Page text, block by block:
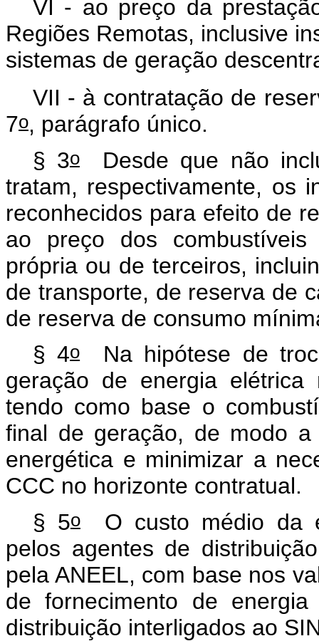
VI - ao preço da
Regiões Remotas, inclusive
sistemas de geração
VII - à contratação de
7o, parágrafo único.
§ 3oDesde que não
tratam, respectivamente, os
reconhecidos para efeito de
ao preço dos
própria ou de terceiros,
de transporte, de reserva de
de reserva de consumo
§ 4oNa hipótese de
geração de energia
tendo como base o
final de geração, de modo
energética e minimizar a
CCC no horizonte contratual.
§ 5oO custo médio da
pelos agentes de
pela ANEEL, com base nos
de fornecimento de
distribuição interligados ao